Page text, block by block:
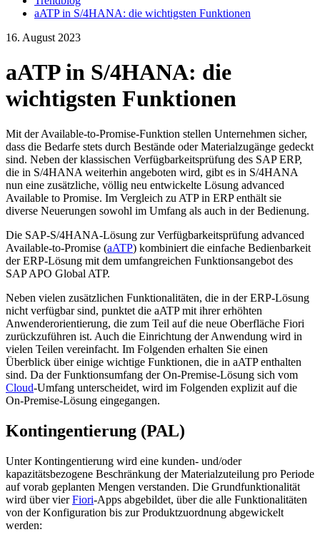
aATP in S/4HANA: die wichtigsten Funktionen
16. August 2023
aATP in S/4HANA: die
wichtigsten Funktionen
Mit der Available-to-Promise-Funktion stellen Unternehmen sicher,
dass die Bedarfe stets durch Bestände oder Materialzugänge gedeckt
sind. Neben der klassischen Verfügbarkeitsprüfung des SAP ERP,
die in S/4HANA weiterhin angeboten wird, gibt es in S/4HANA
nun eine zusätzliche, völlig neu entwickelte Lösung advanced
Available to Promise. Im Vergleich zu ATP in ERP enthält sie
diverse Neuerungen sowohl im Umfang als auch in der Bedienung.
Die SAP-S/4HANA-Lösung zur Verfügbarkeitsprüfung advanced
Available-to-Promise (aATP) kombiniert die einfache Bedienbarkeit
der ERP-Lösung mit dem umfangreichen Funktionsangebot des
SAP APO Global ATP.
Neben vielen zusätzlichen Funktionalitäten, die in der ERP-Lösung
nicht verfügbar sind, punktet die aATP mit ihrer erhöhten
Anwenderorientierung, die zum Teil auf die neue Oberfläche Fiori
zurückzuführen ist. Auch die Einrichtung der Anwendung wird in
vielen Teilen vereinfacht. Im Folgenden erhalten Sie einen
Überblick über einige wichtige Funktionen, die in aATP enthalten
sind. Da der Funktionsumfang der On-Premise-Lösung sich vom
Cloud-Umfang unterscheidet, wird im Folgenden explizit auf die
On-Premise-Lösung eingegangen.
Kontingentierung (PAL)
Unter Kontingentierung wird eine kunden- und/oder
kapazitätsbezogene Beschränkung der Materialzuteilung pro Periode
auf vorab geplanten Mengen verstanden. Die Grundfunktionalität
wird über vierFiori-Apps abgebildet, über die alle Funktionalitäten
von der Konfiguration bis zur Produktzuordnung abgewickelt
werden: